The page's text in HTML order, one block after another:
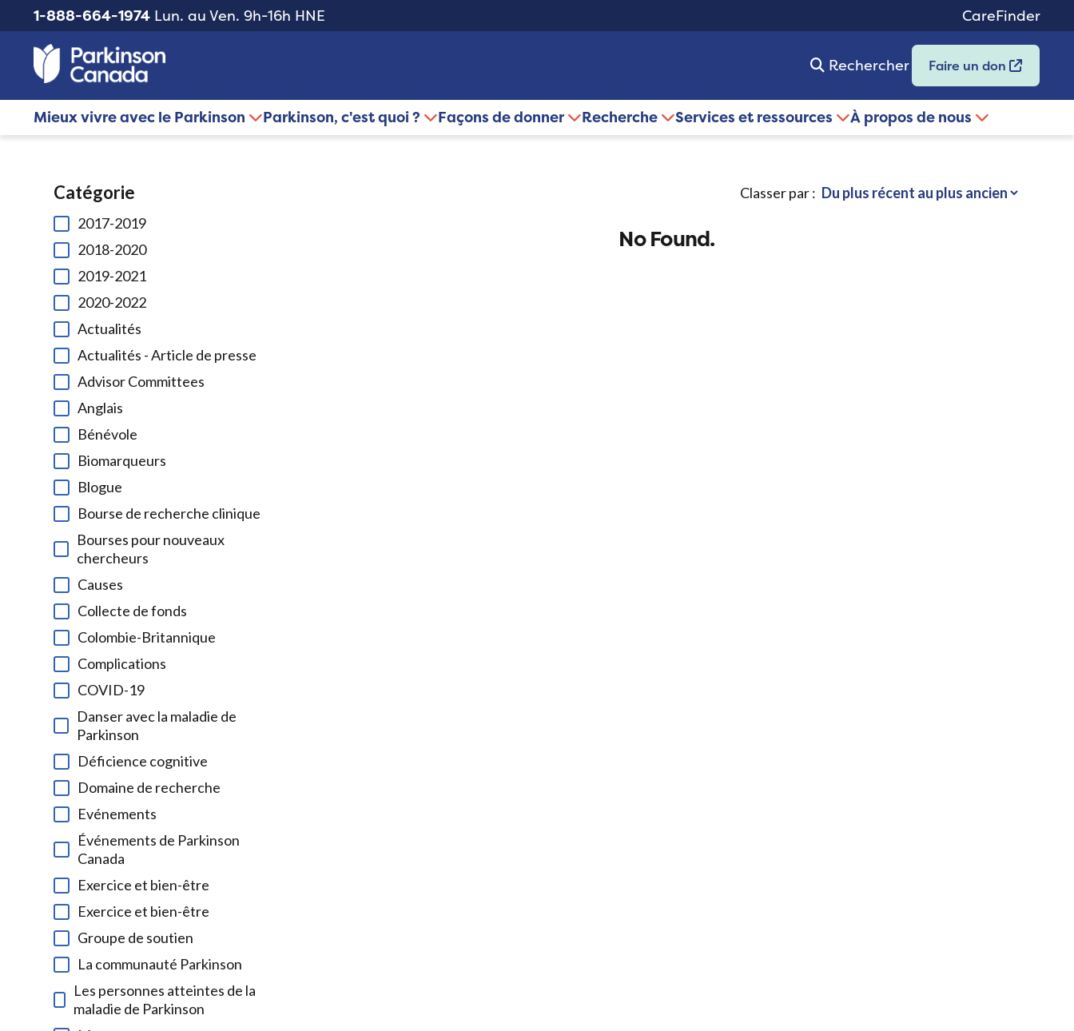
1-888-664-1974 Lun. au Ven. 9h-16h HNE CareFinder
Rechercher Faire un don
Mieux vivre avec le Parkinson Parkinson, c'est quoi ? Façons de donner Recherche Services et ressources À propos de nous
Catégorie
2017-2019
2018-2020
2019-2021
2020-2022
Actualités
Actualités - Article de presse
Advisor Committees
Anglais
Bénévole
Biomarqueurs
Blogue
Bourse de recherche clinique
Bourses pour nouveaux
chercheurs
Causes
Collecte de fonds
Colombie-Britannique
Complications
COVID-19
Danser avec la maladie de
Parkinson
Déficience cognitive
Domaine de recherche
Evénements
Événements de Parkinson
Canada
Exercice et bien-être
Exercice et bien-être
Groupe de soutien
La communauté Parkinson
Les personnes atteintes de la
maladie de Parkinson
Classer par :
No Found.